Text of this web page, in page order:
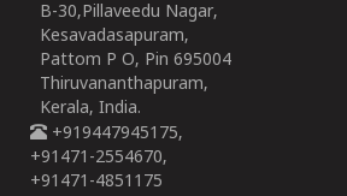
B-30,Pillaveedu Nagar,
Kesavadasapuram,
Pattom P O, Pin 695004
Thiruvananthapuram,
Kerala, India.
+919447945175,
+91471-2554670,
+91471-4851175